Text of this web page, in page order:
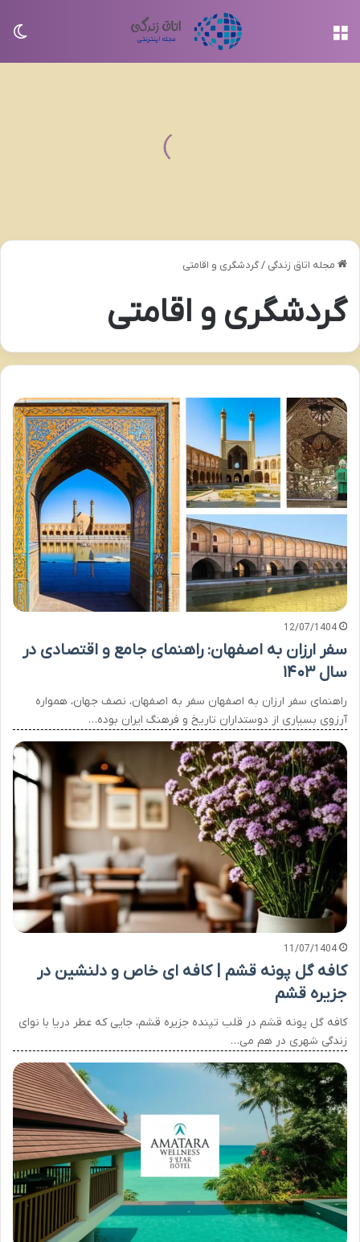
مجله اتاق زندگی /گردشگری و اقامتی
گردشگری و اقامتی
12/07/1404
سفر ارزان به اصفهان: راهنمای جامع و اقتصادی در
سال ۱۴۰۳
راهنمای سفر ارزان به اصفهان سفر به اصفهان، نصف جهان، همواره
آرزوی بسیاری از دوستداران تاریخ و فرهنگ ایران بوده…
11/07/1404
کافه گل پونه قشم | کافه ای خاص و دلنشین در
جزیره قشم
کافه گل پونه قشم در قلب تپنده جزیره قشم، جایی که عطر دریا با نوای
زندگی شهری در هم می…